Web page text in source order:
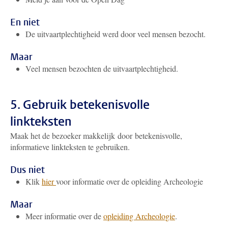
En niet
De uitvaartplechtigheid werd door veel mensen bezocht.
Maar
Veel mensen bezochten de uitvaartplechtigheid.
5. Gebruik betekenisvolle
linkteksten
Maak het de bezoeker makkelijk door betekenisvolle,
informatieve linkteksten te gebruiken.
Dus niet
Klikhiervoor informatie over de opleiding Archeologie
Maar
Meer informatie over deopleiding Archeologie.